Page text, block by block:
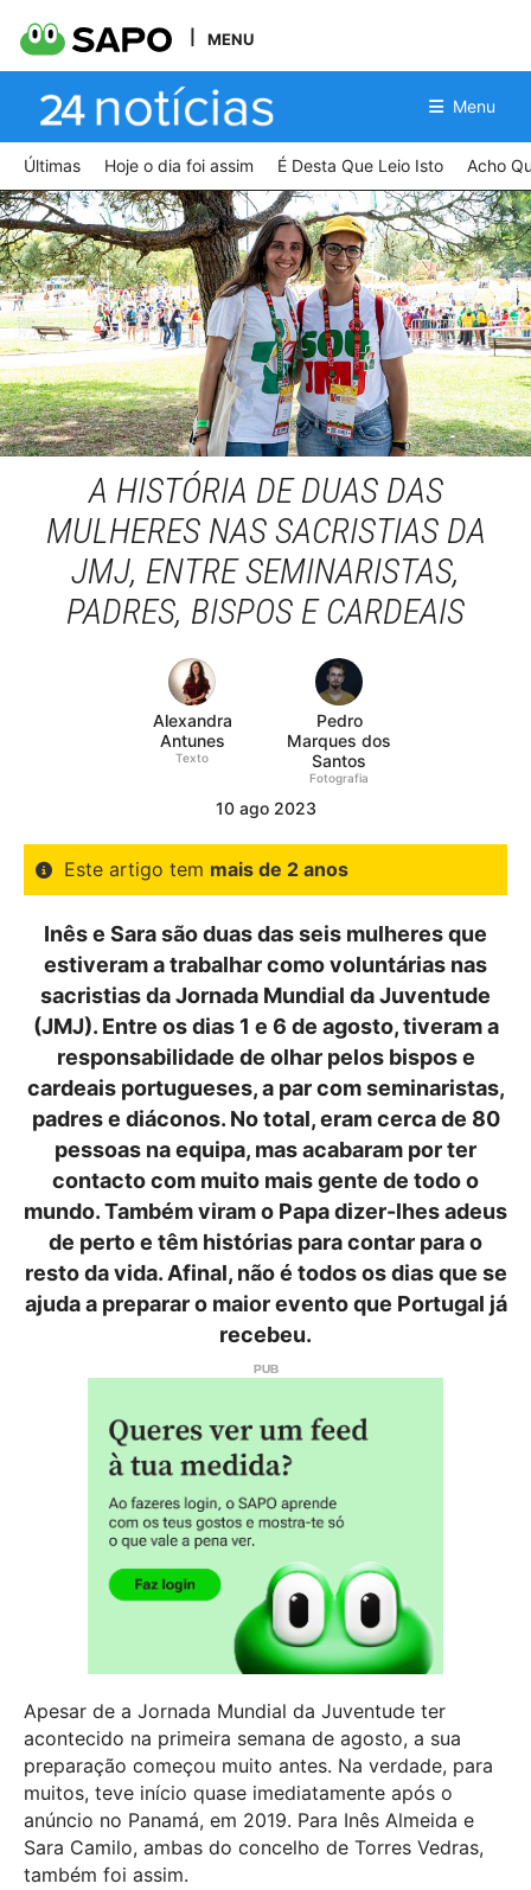
MENU
Menu
Últimas Hoje o dia foi assim É Desta Que Leio Isto Acho
A HISTÓRIA DE DUAS DAS
MULHERES NAS SACRISTIAS DA
JMJ, ENTRE SEMINARISTAS,
PADRES, BISPOS E CARDEAIS
Alexandra
Antunes
Texto
Pedro
Marques dos
Santos
Fotografia
10 ago 2023
Este artigo tem mais de 2 anos
Inês e Sara são duas das seis mulheres que
estiveram a trabalhar como voluntárias nas
sacristias da Jornada Mundial da Juventude
(JMJ). Entre os dias 1 e 6 de agosto, tiveram a
responsabilidade de olhar pelos bispos e
cardeais portugueses, a par com seminaristas,
padres e diáconos. No total, eram cerca de 80
pessoas na equipa, mas acabaram por ter
contacto com muito mais gente de todo o
mundo. Também viram o Papa dizer-lhes adeus
de perto e têm histórias para contar para o
resto da vida. Afinal, não é todos os dias que se
ajuda a preparar o maior evento que Portugal já
recebeu.
Pedro Marques dos Santos | MadreMedia
Apesar de a Jornada Mundial da Juventude ter
acontecido na primeira semana de agosto, a sua
preparação começou muito antes. Na verdade, para
muitos, teve início quase imediatamente após o
anúncio no Panamá, em 2019. Para Inês Almeida e
Sara Camilo, ambas do concelho de Torres Vedras,
também foi assim.